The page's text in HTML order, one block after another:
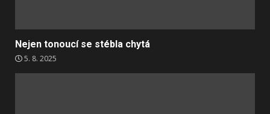
Nejen tonoucí se stébla chytá
5. 8. 2025